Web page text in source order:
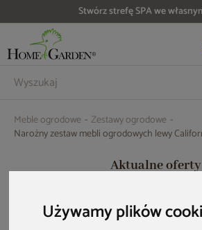
Używamy plików
Do 25 000 zł zwrotu na kartę i
Meble ogrodowe
Zestawy ogrodowe
Narożny zestaw mebli ogrodowych lewy
Aktualne oferty